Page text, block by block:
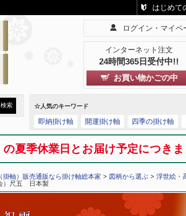
はじめて
ログイン・マイペ
インターネット注文
24時間365日受付中!!
お買い物かごの中
☆人気のキーワード
即納掛け軸 開運掛け軸 四季の掛け軸
の夏季休業日とお届け予定につ
掛軸）販売通販なら掛け軸総本家 > 図柄から選ぶ > 浮世絵・
）尺五 日本製